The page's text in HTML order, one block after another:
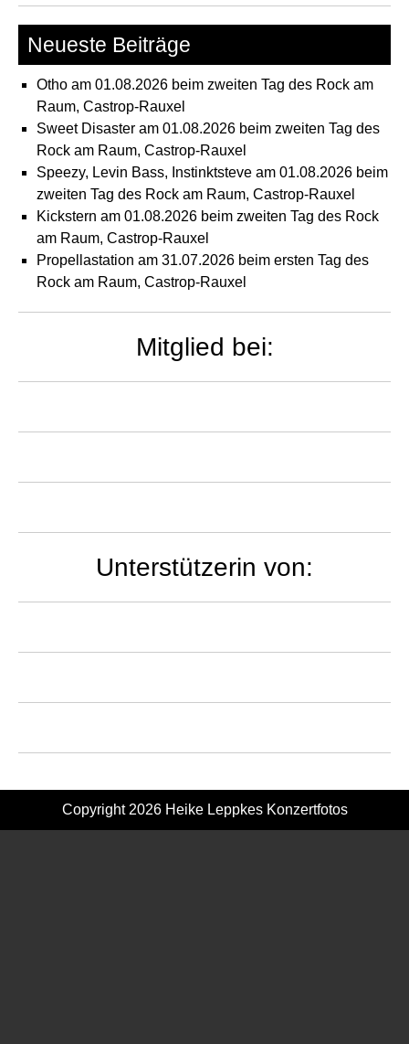
Neueste Beiträge
Otho am 01.08.2026 beim zweiten Tag des Rock am
Raum, Castrop-Rauxel
Sweet Disaster am 01.08.2026 beim zweiten Tag des
Rock am Raum, Castrop-Rauxel
Speezy, Levin Bass, Instinktsteve am 01.08.2026 beim
zweiten Tag des Rock am Raum, Castrop-Rauxel
Kickstern am 01.08.2026 beim zweiten Tag des Rock
am Raum, Castrop-Rauxel
Propellastation am 31.07.2026 beim ersten Tag des
Rock am Raum, Castrop-Rauxel
Mitglied bei:
Unterstützerin von:
Copyright 2026 Heike Leppkes Konzertfotos